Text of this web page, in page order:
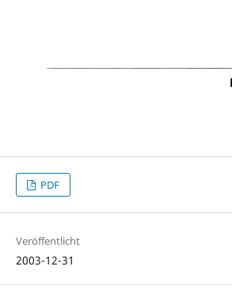
PDF
Veröffentlicht
2003-12-31